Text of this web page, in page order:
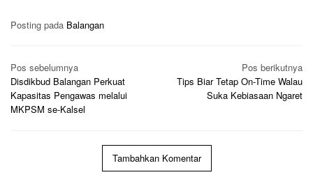
Posting pada Balangan
Navigasi
pos
Pos sebelumnya
Disdikbud Balangan Perkuat
Kapasitas Pengawas melalui
MKPSM se-Kalsel
Pos berikutnya
Tips Biar Tetap On-Time Walau
Suka Kebiasaan Ngaret
Tambahkan Komentar